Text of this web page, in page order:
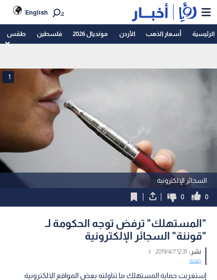
English
الرئيسية أسعار الذهب الأردن مونديال 2026 فلسطين طقس
السجائر الإلكترونية
1
0
0
"المستهلك" ترفض توجه الحكومة لـ
"قوننة" السجائر الإلكترونية
نشر : 12:31 2019/4/7
|
صحة
إستغربت حماية المستهلك ما تناولته بعض المواقع الالكترونية